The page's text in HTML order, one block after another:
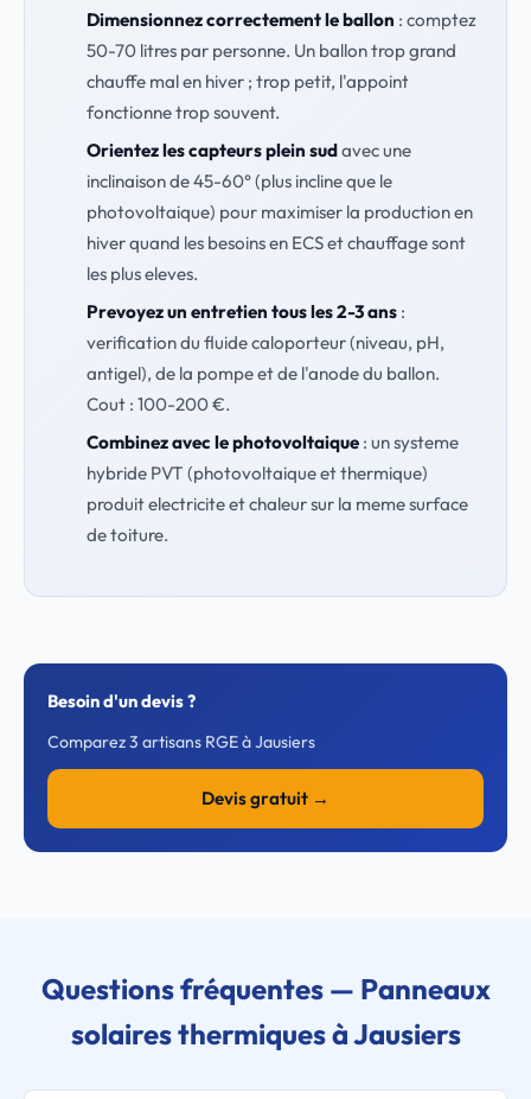
Dimensionnez correctement le ballon : comptez
50-70 litres par personne. Un ballon trop grand
chauffe mal en hiver ; trop petit, l'appoint
fonctionne trop souvent.
Orientez les capteurs plein sudavec une
inclinaison de 45-60° (plus incline que le
photovoltaique) pour maximiser la production en
hiver quand les besoins en ECS et chauffage sont
les plus eleves.
Prevoyez un entretien tous les 2-3 ans:
verification du fluide caloporteur (niveau, pH,
antigel), de la pompe et de l'anode du ballon.
Cout : 100-200 €.
Combinez avec le photovoltaique: un systeme
hybride PVT (photovoltaique et thermique)
produit electricite et chaleur sur la meme surface
de toiture.
Besoin d'un devis ?
Comparez 3 artisans RGE à Jausiers
Devis gratuit →
Questions fréquentes — Panneaux
solaires thermiques à Jausiers